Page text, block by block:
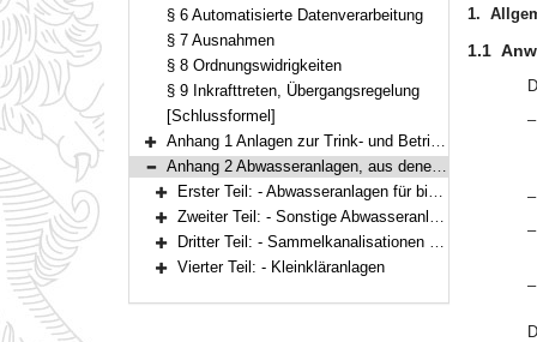
§ 6 Automatisierte Datenverarbeitung
§ 7 Ausnahmen
§ 8 Ordnungswidrigkeiten
§ 9 Inkrafttreten, Übergangsregelung
[Schlussformel]
Bereich erweitern
Anhang 1 Anlagen zur Trink- und Betriebswasserversorgung, Heilquellen und Schutzgebiete (zu § 1 Abs. 1 Nrn. 1 bis 3)
Bereich reduzieren
Anhang 2 Abwasseranlagen, aus denen erlaubnispflichtig in Gewässer oder nach Art. 41 c BayWG genehmigungspflichtig in Sammelkanalisationen eingeleitet wird, und Sammelkanalisationen einschließlich zugehöriger Sonderbauwerke (zu § 1 Abs. 1 Nr. 4 mit 6)
Bereich erweitern
Erster Teil: - Abwasseranlagen für biologisch abbaubares Abwasser
Bereich erweitern
Zweiter Teil: - Sonstige Abwasseranlagen
Bereich erweitern
Dritter Teil: - Sammelkanalisationen einschließlich zugehörige Sonderbauwerke
Vierter Teil: - Kleinkläranlagen
1.
1.1
–
–
–
–